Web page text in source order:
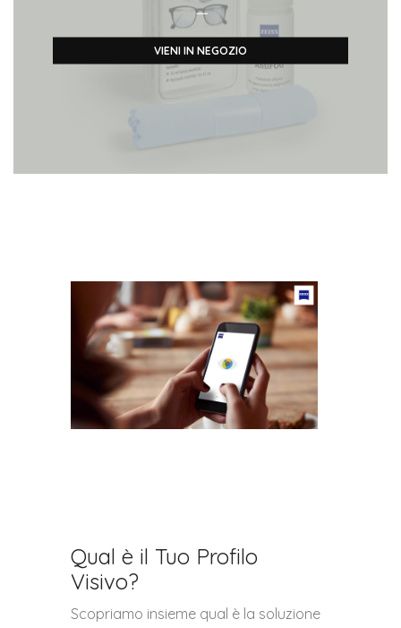
—
VIENI IN NEGOZIO
Qual è il Tuo Profilo
Visivo?
Scopriamo insieme qual è la soluzione